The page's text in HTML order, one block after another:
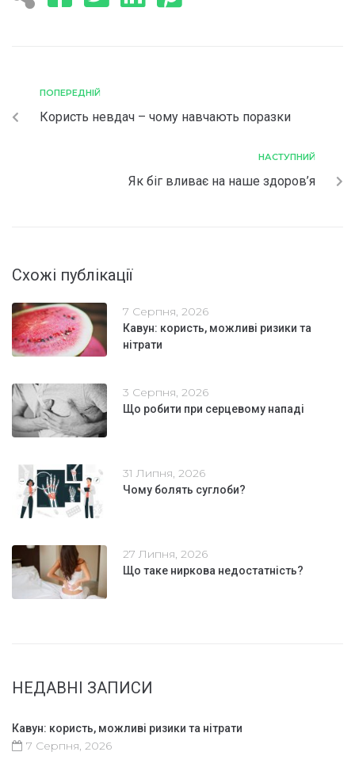
ПОПЕРЕДНІЙ
Користь невдач – чому навчають поразки
НАСТУПНИЙ
Як біг вливає на наше здоров’я
Схожі публікації
7 Серпня, 2026
Кавун: користь, можливі ризики та
нітрати
3 Серпня, 2026
Що робити при серцевому нападі
31 Липня, 2026
Чому болять суглоби?
27 Липня, 2026
Що таке ниркова недостатність?
НЕДАВНІ ЗАПИСИ
Кавун: користь, можливі ризики та нітрати
7 Серпня, 2026